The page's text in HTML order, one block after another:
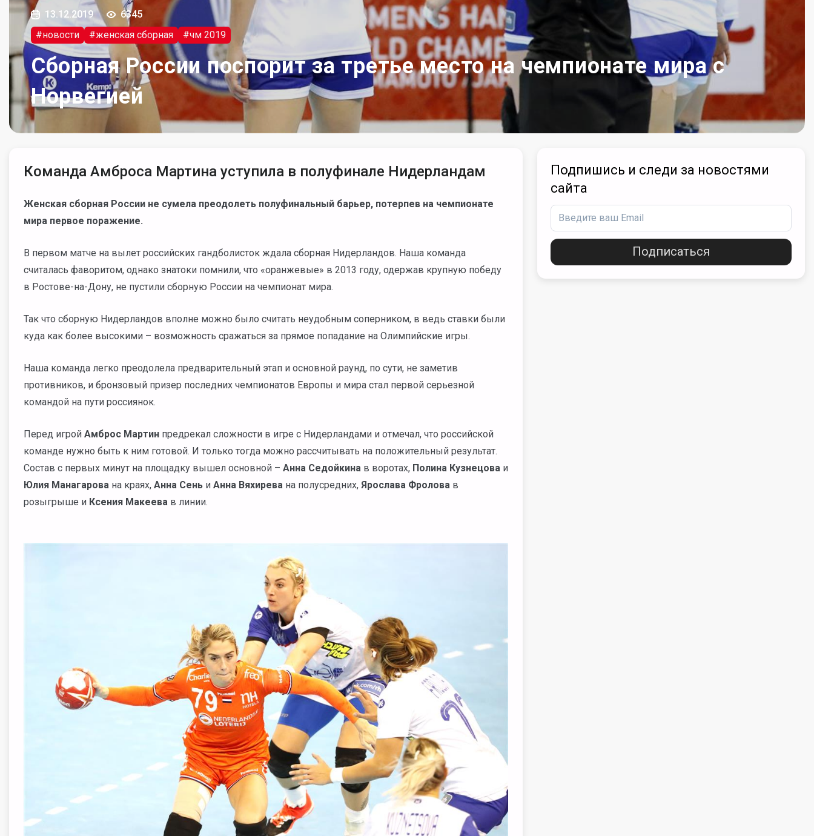
13.12.2019
6345
#новости
#женская сборная #чм 2019
Сборная России поспорит за третье место на чемпионате мира с
Норвегией
Команда Амброса Мартина уступила в полуфинале Нидерландам
Женская сборная России не сумела преодолеть полуфинальный барьер, потерпев на чемпионате
мира первое поражение.
В первом матче на вылет российских гандболисток ждала сборная Нидерландов. Наша команда
считалась фаворитом, однако знатоки помнили, что «оранжевые» в 2013 году, одержав крупную победу
в Ростове-на-Дону, не пустили сборную России на чемпионат мира.
Так что сборную Нидерландов вполне можно было считать неудобным соперником, в ведь ставки были
куда как более высокими – возможность сражаться за прямое попадание на Олимпийские игры.
Наша команда легко преодолела предварительный этап и основной раунд, по сути, не заметив
противников, и бронзовый призер последних чемпионатов Европы и мира стал первой серьезной
командой на пути россиянок.
Перед игрой Амброс Мартин предрекал сложности в игре с Нидерландами и отмечал, что российской
команде нужно быть к ним готовой. И только тогда можно рассчитывать на положительный результат.
Состав с первых минут на площадку вышел основной – Анна Седойкина в воротах, Полина Кузнецова и
Юлия Манагарова на краях, Анна Сень и Анна Вяхирева на полусредних, Ярослава Фролова в
розыгрыше и Ксения Макеева в линии.
Подпишись и следи за новостями
сайта
Подписаться